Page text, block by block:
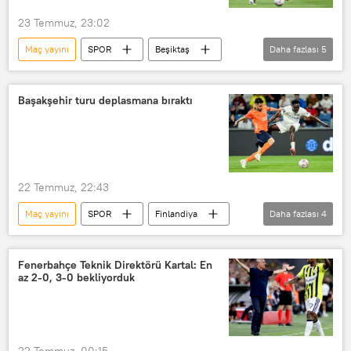
23 Temmuz, 23:02
Maç yayını SPOR
Beşiktaş
Avrupa Ligi
UEFA Avrupa Ligi
UEFA Avrupa Ligi Kura Çekimi
Daha fazlası 5
Başakşehir turu deplasmana bıraktı
22 Temmuz, 22:43
Maç yayını SPOR
Finlandiya
İstanbul Başakşehir
Türkiye
UEFA Avrupa Konferans Ligi
Daha fazlası 4
Fenerbahçe Teknik Direktörü Kartal: En
az 2-0, 3-0 bekliyorduk